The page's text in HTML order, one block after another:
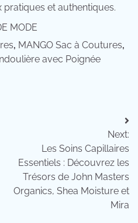
et authentiques.
MODE
, MANGO Sac à Coutures,
avec Poignée
Next:
Les Soins Capillaires
Essentiels : Découvrez les
Trésors de John Masters
Organics, Shea Moisture et
Mira